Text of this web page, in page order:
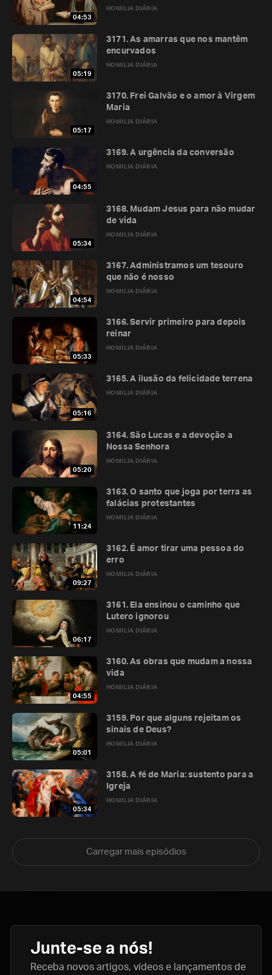
04:53
HOMILIA DIÁRIA
05:19
HOMILIA DIÁRIA
3171. As amarras que nos mantêm
encurvados
05:17
HOMILIA DIÁRIA
3170. Frei Galvão e o amor à Virgem
Maria
04:55
HOMILIA DIÁRIA
3169. A urgência da conversão
05:34
HOMILIA DIÁRIA
3168. Mudam Jesus para não mudar
de vida
04:54
HOMILIA DIÁRIA
3167. Administramos um tesouro
que não é nosso
05:33
HOMILIA DIÁRIA
3166. Servir primeiro para depois
reinar
05:16
HOMILIA DIÁRIA
3165. A ilusão da felicidade terrena
05:20
HOMILIA DIÁRIA
3164. São Lucas e a devoção a
Nossa Senhora
11:24
HOMILIA DIÁRIA
3163. O santo que joga por terra as
falácias protestantes
09:27
HOMILIA DIÁRIA
3162. É amor tirar uma pessoa do
erro
06:17
HOMILIA DIÁRIA
3161. Ela ensinou o caminho que
Lutero ignorou
04:55
HOMILIA DIÁRIA
3160. As obras que mudam a nossa
vida
05:01
HOMILIA DIÁRIA
3159. Por que alguns rejeitam os
sinais de Deus?
05:34
HOMILIA DIÁRIA
3158. A fé de Maria: sustento para a
Igreja
Carregar mais episódios
Junte-se a nós!
Receba novos artigos, vídeos e lançamentos de